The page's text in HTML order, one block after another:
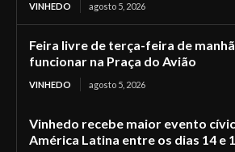
VINHEDO agosto 5, 2026
Feira livre de terça-feira de
funcionar na Praça do Avião
VINHEDO agosto 5, 2026
Vinhedo recebe maior evento
América Latina entre os dias 14 e